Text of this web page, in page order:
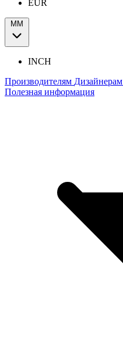
EUR
ММ
INCH
Производителям Дизайнерам
Полезная информация